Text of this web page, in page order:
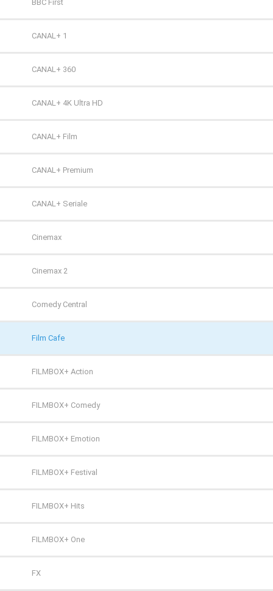
TV Puls 2
TVN 7
TVP HD
TVP Kultura
TVP Kultura 2
TVP Polonia
TVS
WP
ZOOM
BBC First
CANAL+ 1
CANAL+ 360
CANAL+ 4K Ultra HD
CANAL+ Film
CANAL+ Premium
CANAL+ Seriale
Cinemax
Cinemax 2
Comedy Central
Film Cafe
FILMBOX+ Action
FILMBOX+ Comedy
FILMBOX+ Emotion
FILMBOX+ Festival
FILMBOX+ Hits
FILMBOX+ One
FX